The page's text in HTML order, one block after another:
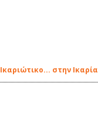
στην Ικαρία